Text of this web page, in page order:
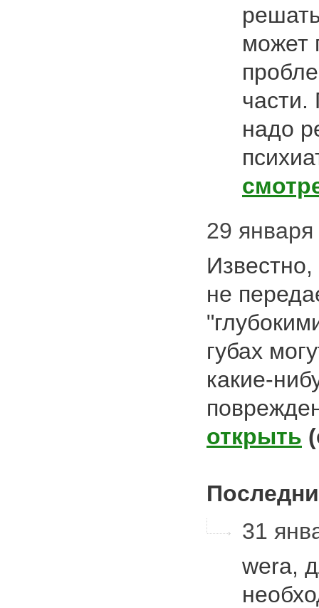
может
надо
29 января
не
губах
какие-
открыть
31
wera,